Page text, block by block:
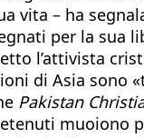
vita – ha
per la sua
l’attivista
di Asia sono
Pakistan
muoiono